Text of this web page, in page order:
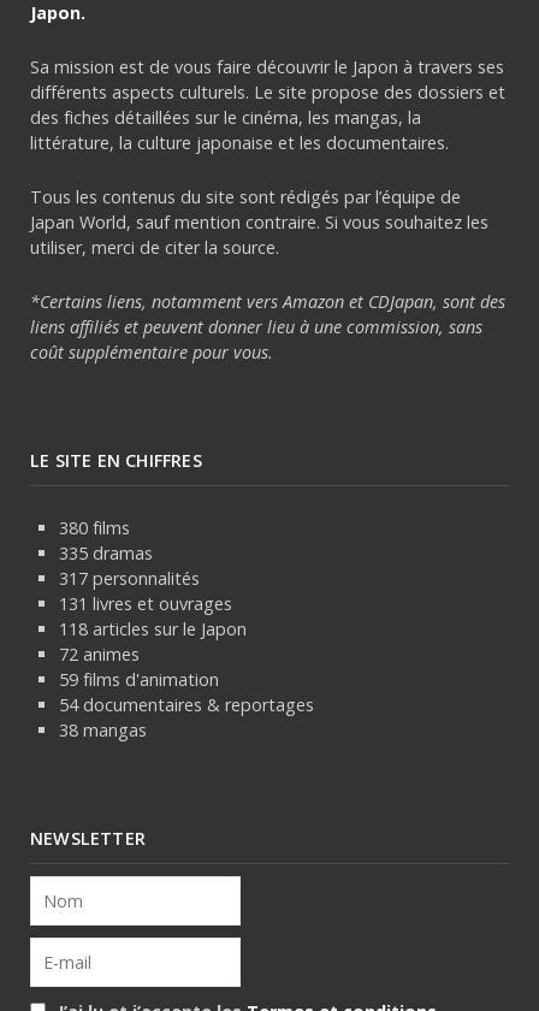
Japon.
Sa mission est de vous faire découvrir le Japon à travers ses
différents aspects culturels. Le site propose des dossiers et
des fiches détaillées sur le cinéma, les mangas, la
littérature, la culture japonaise et les documentaires.
Tous les contenus du site sont rédigés par l’équipe de
Japan World, sauf mention contraire. Si vous souhaitez les
utiliser, merci de citer la source.
*Certains liens, notamment vers Amazon et CDJapan, sont des
liens affiliés et peuvent donner lieu à une commission, sans
coût supplémentaire pour vous.
LE SITE EN CHIFFRES
380 films
335 dramas
317 personnalités
131 livres et ouvrages
118 articles sur le Japon
72 animes
59 films d'animation
54 documentaires & reportages
38 mangas
NEWSLETTER